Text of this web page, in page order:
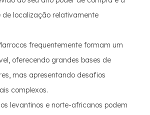
localização relativamente
frequentemente formam um
oferecendo grandes bases de
mas apresentando desafios
complexos.
levantinos e norte-africanos podem